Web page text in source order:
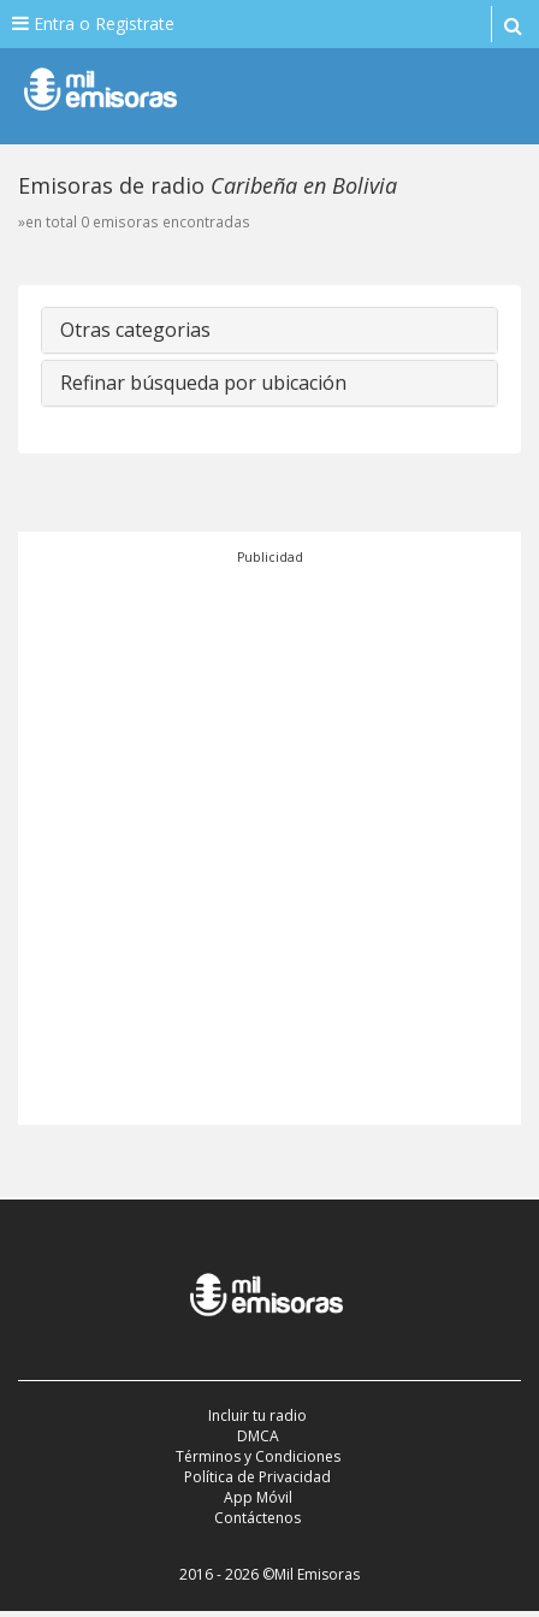
Entra o Registrate
Emisoras de radio Caribeña en Bolivia
»en total 0 emisoras encontradas
Otras categorias
Refinar búsqueda por ubicación
Publicidad
Incluir tu radio
DMCA
Términos y Condiciones
Política de Privacidad
App Móvil
Contáctenos
2016 - 2026 ©Mil Emisoras